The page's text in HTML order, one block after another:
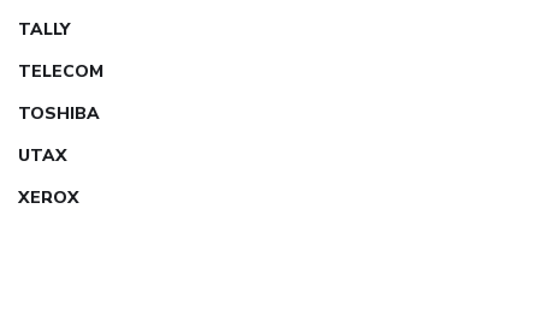
TALLY
TELECOM
TOSHIBA
UTAX
XEROX